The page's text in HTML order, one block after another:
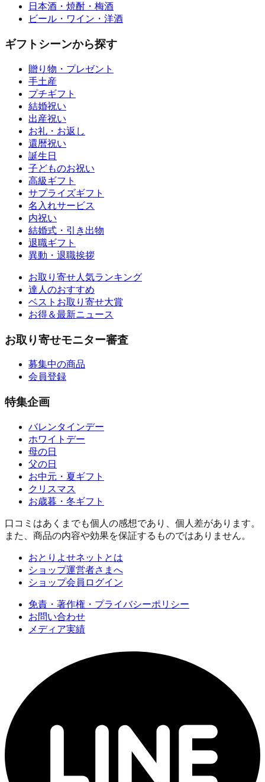
日本酒・焼酎・梅酒
ビール・ワイン・洋酒
ギフトシーンから探す
贈り物・プレゼント
手土産
プチギフト
結婚祝い
出産祝い
お礼・お返し
還暦祝い
誕生日
子どものお祝い
高級ギフト
サプライズギフト
名入れサービス
内祝い
結婚式・引き出物
退職ギフト
異動・退職挨拶
お取り寄せ人気ランキング
達人のおすすめ
ベストお取り寄せ大賞
お得＆最新ニュース
お取り寄せモニター審査
募集中の商品
会員登録
特集企画
バレンタインデー
ホワイトデー
母の日
父の日
お中元・夏ギフト
クリスマス
お歳暮・冬ギフト
口コミはあくまでも個人の感想であり、個人差があります。
また、商品の内容や効果を保証するものではありません。
おとりよせネットとは
ショップ運営者さまへ
ショップ会員ログイン
免責・著作権・プライバシーポリシー
お問い合わせ
メディア実績